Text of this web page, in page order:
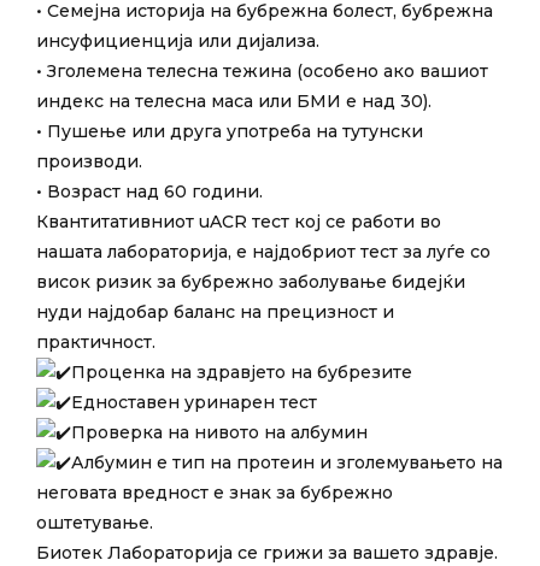
• Семејна историја на бубрежна болест, бубрежна
инсуфициенција или дијализа.
• Зголемена телесна тежина (особено ако вашиот
индекс на телесна маса или БМИ е над 30).
• Пушење или друга употреба на тутунски
производи.
• Возраст над 60 години.
Квантитативниот uACR тест кој се работи во
нашата лабораторија, е најдобриот тест за луѓе со
висок ризик за бубрежно заболување бидејќи
нуди најдобар баланс на прецизност и
практичност.
Проценка на здравјето на бубрезите
Едноставен уринарен тест
Проверка на нивото на албумин
Албумин е тип на протеин и зголемувањето на
неговата вредност е знак за бубрежно
оштетување.
Биотек Лабораторија се грижи за вашето здравје.